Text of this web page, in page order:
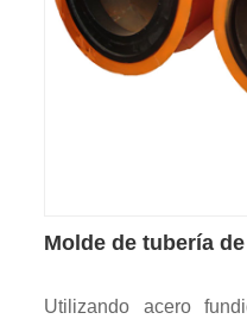
Molde de tubería
Utilizando acero